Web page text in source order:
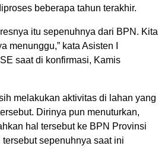
beberapa tahun terakhir.
itu sepenuhnya dari BPN. Kita
menunggu,” kata Asisten I
saat di konfirmasi, Kamis
melakukan aktivitas di lahan yang
Dirinya pun menuturkan,
hal tersebut ke BPN Provinsi
sepenuhnya saat ini